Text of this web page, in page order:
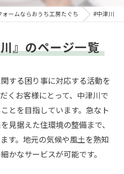
ームならおうち工房たぐち #中津川
』のページ一覧
する困り事に対応する活動を
くお客様にとって、中津川で
とを目指しています。急なト
見据えた住環境の整備まで、
す。地元の気候や風土を熟知
かなサービスが可能です。